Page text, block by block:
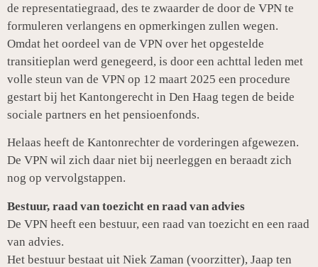
de representatiegraad, des te zwaarder de door de VPN te
formuleren verlangens en opmerkingen zullen wegen.
Omdat het oordeel van de VPN over het opgestelde
transitieplan werd genegeerd, is door een achttal leden met
volle steun van de VPN op 12 maart 2025 een procedure
gestart bij het Kantongerecht in Den Haag tegen de beide
sociale partners en het pensioenfonds.
Helaas heeft de Kantonrechter de vorderingen afgewezen.
De VPN wil zich daar niet bij neerleggen en beraadt zich
nog op vervolgstappen.
Bestuur, raad van toezicht en raad van advies
De VPN heeft een bestuur, een raad van toezicht en een raad
van advies.
Het bestuur bestaat uit Niek Zaman (voorzitter), Jaap ten